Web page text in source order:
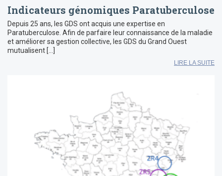
Indicateurs génomiques Paratuberculose
Depuis 25 ans, les GDS ont acquis une expertise en
Paratuberculose. Afin de parfaire leur connaissance de la maladie
et améliorer sa gestion collective, les GDS du Grand Ouest
mutualisent […]
LIRE LA SUITE